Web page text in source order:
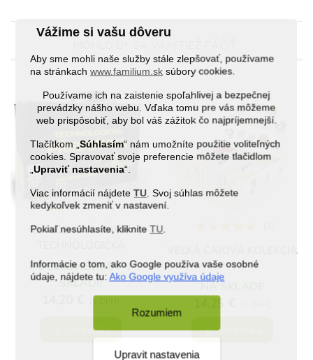
Vážime si vašu dôveru
Aby sme mohli naše služby stále zlepšovať, používame
na stránkachwww.familium.sk súbory cookies.
Používame ich na zaistenie spoľahlivej a bezpečnej
prevádzky nášho webu. Vďaka tomu pre vás môžeme
web prispôsobiť, aby bol váš zážitok čo najpríjemnejší.
Tlačítkom „Súhlasím“ nám umožníte použitie voliteľných
cookies. Spravovať svoje preferencie môžete tlačidlom
„Upraviť nastavenia“.
Viac informácií nájdete TU . Svoj súhlas môžete
kedykoľvek zmeniť v nastavení.
Pokiaľ nesúhlasíte, klikniteTU
Informácie o tom, ako Google používa vaše osobné
údaje, nájdete tu: Ako Google využíva údaje
Rozumiem
Upravit nastavenia
DARČEKOVÁ KÁVA
PRESTÁVKA - MLETÁ
POSLEDNÉ KUSY V
SKLADE
(s DPH)
(1)
Do košíka
VEĽKÁ ČAJOVÁ KOLEKCIA
NA SKLADE
Do košíka